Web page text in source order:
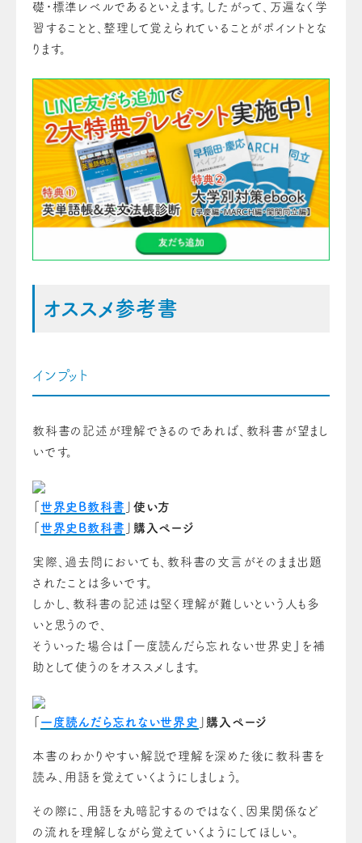
礎・標準レベルであるといえます。 したがって、万遍なく学
習することと、整理して覚えられていることがポイントとな
ります。
オススメ参考書
インプット
教科書の記述が理解できるのであれば、教科書が望まし
いです。
「 世界史B教科書
」使い方
「 世界史B教科書 」購入ページ
実際、過去問においても、教科書の文言がそのまま出題
されたことは多いです。
しかし、教科書の記述は堅く理解が難しいという人も多
いと思うので、
そういった場合は『一度読んだら忘れない世界史』を補
助として使うのをオススメします。
「 一度読んだら忘れない世界史 」購入ページ
本書のわかりやすい解説で理解を深めた後に教科書を
読み、用語を覚えていくようにしましょう。
その際に、用語を丸暗記するのではなく、因果関係など
の流れを理解しながら覚えていくようにしてほしい。